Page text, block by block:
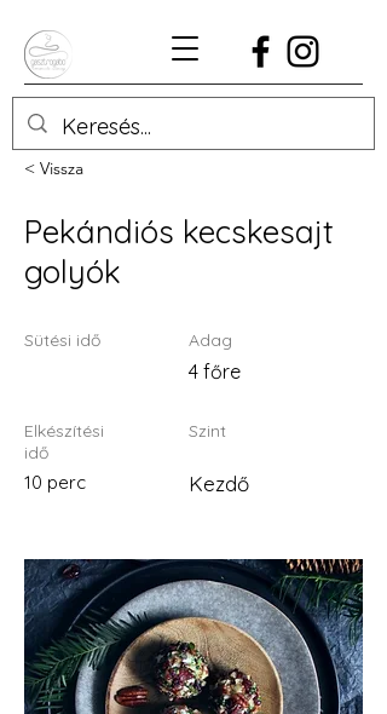
< Vissza
Pekándiós kecskesajt
golyók
Sütési idő
Elkészítési
idő
10 perc
Adag
4 főre
Szint
Kezdő